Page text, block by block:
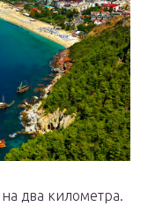
два километра.